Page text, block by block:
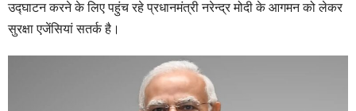
उद्घाटन करने के लिए पहुंच रहे प्रधानमंत्री नरेन्द्र मोदी के आगमन को लेकर
सुरक्षा एजेंसियां सतर्क है।